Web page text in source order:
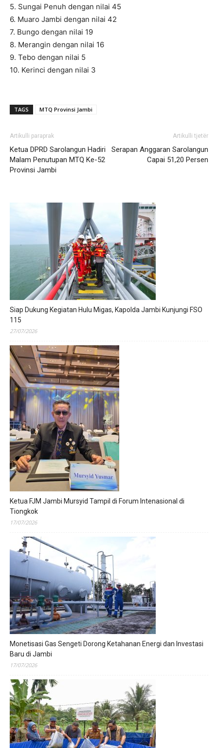
5. Sungai Penuh dengan nilai 45
6. Muaro Jambi dengan nilai 42
7. Bungo dengan nilai 19
8. Merangin dengan nilai 16
9. Tebo dengan nilai 5
10. Kerinci dengan nilai 3
TAGS MTQ Provinsi Jambi
Artikulli paraprak
Ketua DPRD Sarolangun Hadiri
Malam Penutupan MTQ Ke-52
Provinsi Jambi
Artikulli tjetër
Serapan Anggaran Sarolangun
Capai 51,20 Persen
Siap Dukung Kegiatan Hulu Migas, Kapolda Jambi Kunjungi FSO
115
27/07/2026
Ketua FJM Jambi Mursyid Tampil di Forum Intenasional di
Tiongkok
17/07/2026
Monetisasi Gas Sengeti Dorong Ketahanan Energi dan Investasi
Baru di Jambi
17/07/2026